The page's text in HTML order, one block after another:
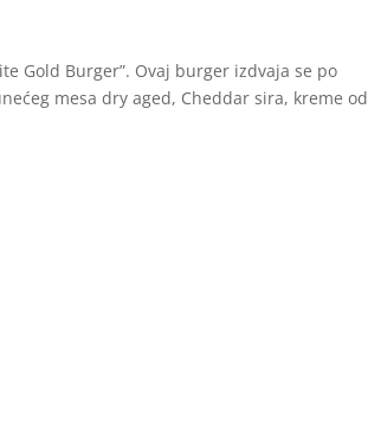
Gold Burger”. Ovaj burger izdvaja se po
mesa dry aged, Cheddar sira, kreme od